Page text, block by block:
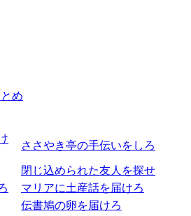
め
ささやき亭の手伝いをしろ
閉じ込められた友人を探せ
マリアに土産話を届けろ
伝書鳩の卵を届けろ